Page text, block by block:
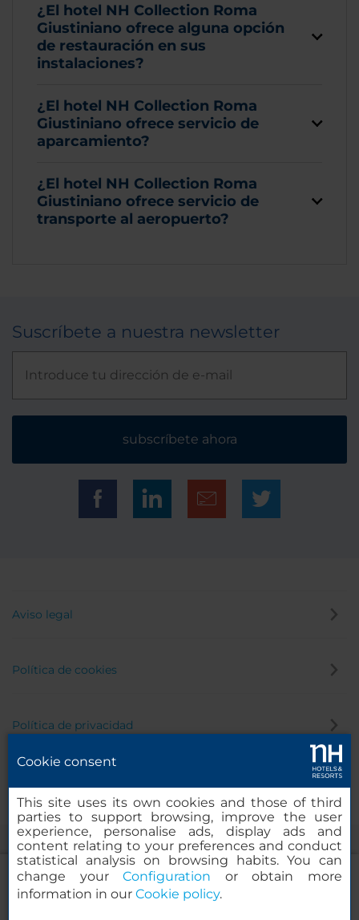
¿El hotel NH Collection Roma
Giustiniano ofrece alguna opción
de restauración en sus
instalaciones?
¿El hotel NH Collection Roma
Giustiniano ofrece servicio de
aparcamiento?
¿El hotel NH Collection Roma
Giustiniano ofrece servicio de
transporte al aeropuerto?
Suscríbete a nuestra newsletter
subscríbete ahora
Aviso legal
Política de cookies
Política de privacidad
Cookie consent
This site uses its own cookies and those of third
parties to support browsing, improve the user
experience, personalise ads, display ads and
content relating to your preferences and conduct
statistical analysis on browsing habits. You can
change yourConfiguration or obtain more
information in our Cookie policy.